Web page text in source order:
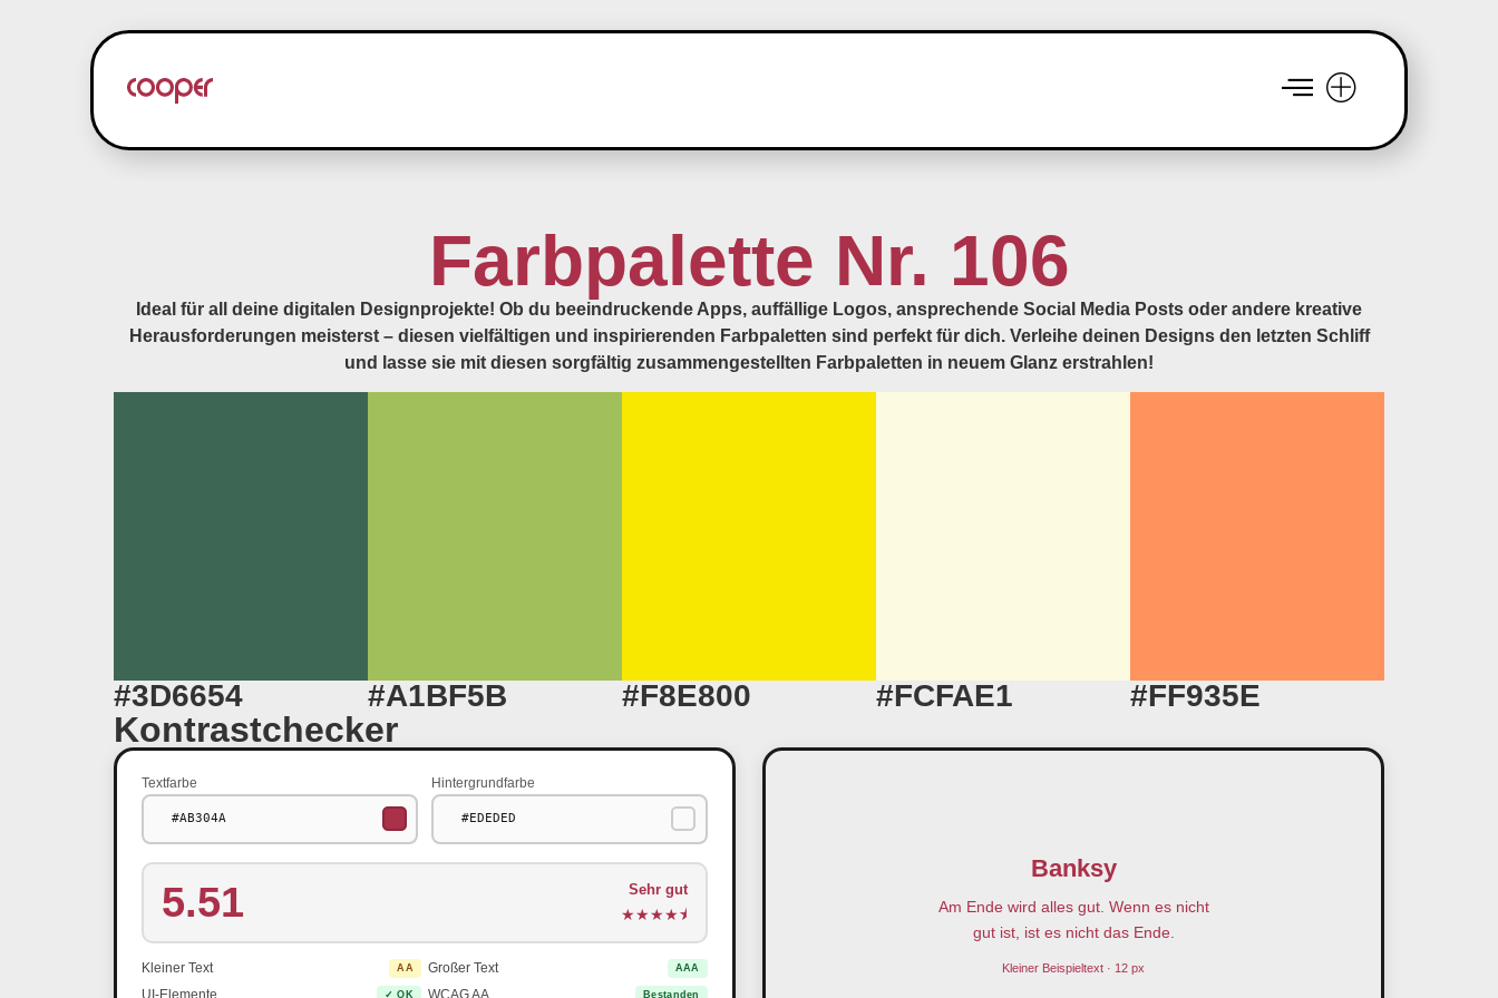
Farbpalette Nr. 106
Ideal für all deine digitalen Designprojekte! Ob du beeindruckende Apps, auffällige Logos, ansprechende Social Media Posts oder andere kreative
Herausforderungen meisterst – diesen vielfältigen und inspirierenden Farbpaletten sind perfekt für dich. Verleihe deinen Designs den letzten Schliff
und lasse sie mit diesen sorgfältig zusammengestellten Farbpaletten in neuem Glanz erstrahlen!
#3D6654 #A1BF5B #F8E800 #FCFAE1 #FF935E
Kontrastchecker
Textfarbe Hintergrundfarbe
5.51 Sehr gut
★★★★⯨
Kleiner Text AA Großer Text AAA
✓ OK Bestanden
Banksy
Am Ende wird alles gut. Wenn es nicht
gut ist, ist es nicht das Ende.
Kleiner Beispieltext · 12 px